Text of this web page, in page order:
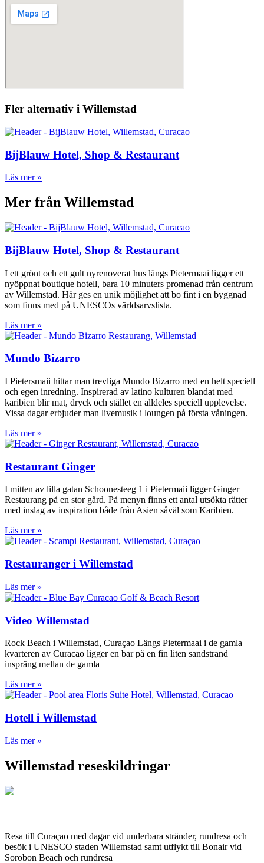
Fler alternativ i Willemstad
BijBlauw Hotel, Shop & Restaurant
Läs mer »
Mer från Willemstad
BijBlauw Hotel, Shop & Restaurant
I ett grönt och ett gult nyrenoverat hus längs Pietermaai ligger ett
nyöppnat boutique hotell, bara 10 minuters promenad från centrum
av Willemstad. Här ges en unik möjlighet att bo fint i en byggnad
som finns med på UNESCOs världsarvslista.
Läs mer »
Mundo Bizarro
I Pietersmaii hittar man trevliga Mundo Bizarro med en helt speciell
och egen inredning. Inspirerad av latino kulturen blandat med
karibien blir mat, dryck och stället en alldeles speciell upplevelse.
Vissa dagar erbjuder man livemusik i loungen på första våningen.
Läs mer »
Restaurant Ginger
I mitten av lilla gatan Schoonesteeg 1 i Pietermaii ligger Ginger
Restaurang på en stor gård. På menyn finns ett antal utsökta rätter
med inslag av inspiration både från Asien såväl som Karibien.
Läs mer »
Restauranger i Willemstad
Läs mer »
Video Willemstad
Rock Beach i Willemstad, Curaçao Längs Pietermaai i de gamla
kvarteren av Curacao ligger en bar på en fin liten sandstrand
inspräng mellan de gamla
Läs mer »
Hotell i Willemstad
Läs mer »
Willemstad reseskildringar
Resa till Curaçao med dagar vid underbara stränder, rundresa och
besök i UNESCO staden Willemstad samt utflykt till Bonair vid
Sorobon Beach och rundresa